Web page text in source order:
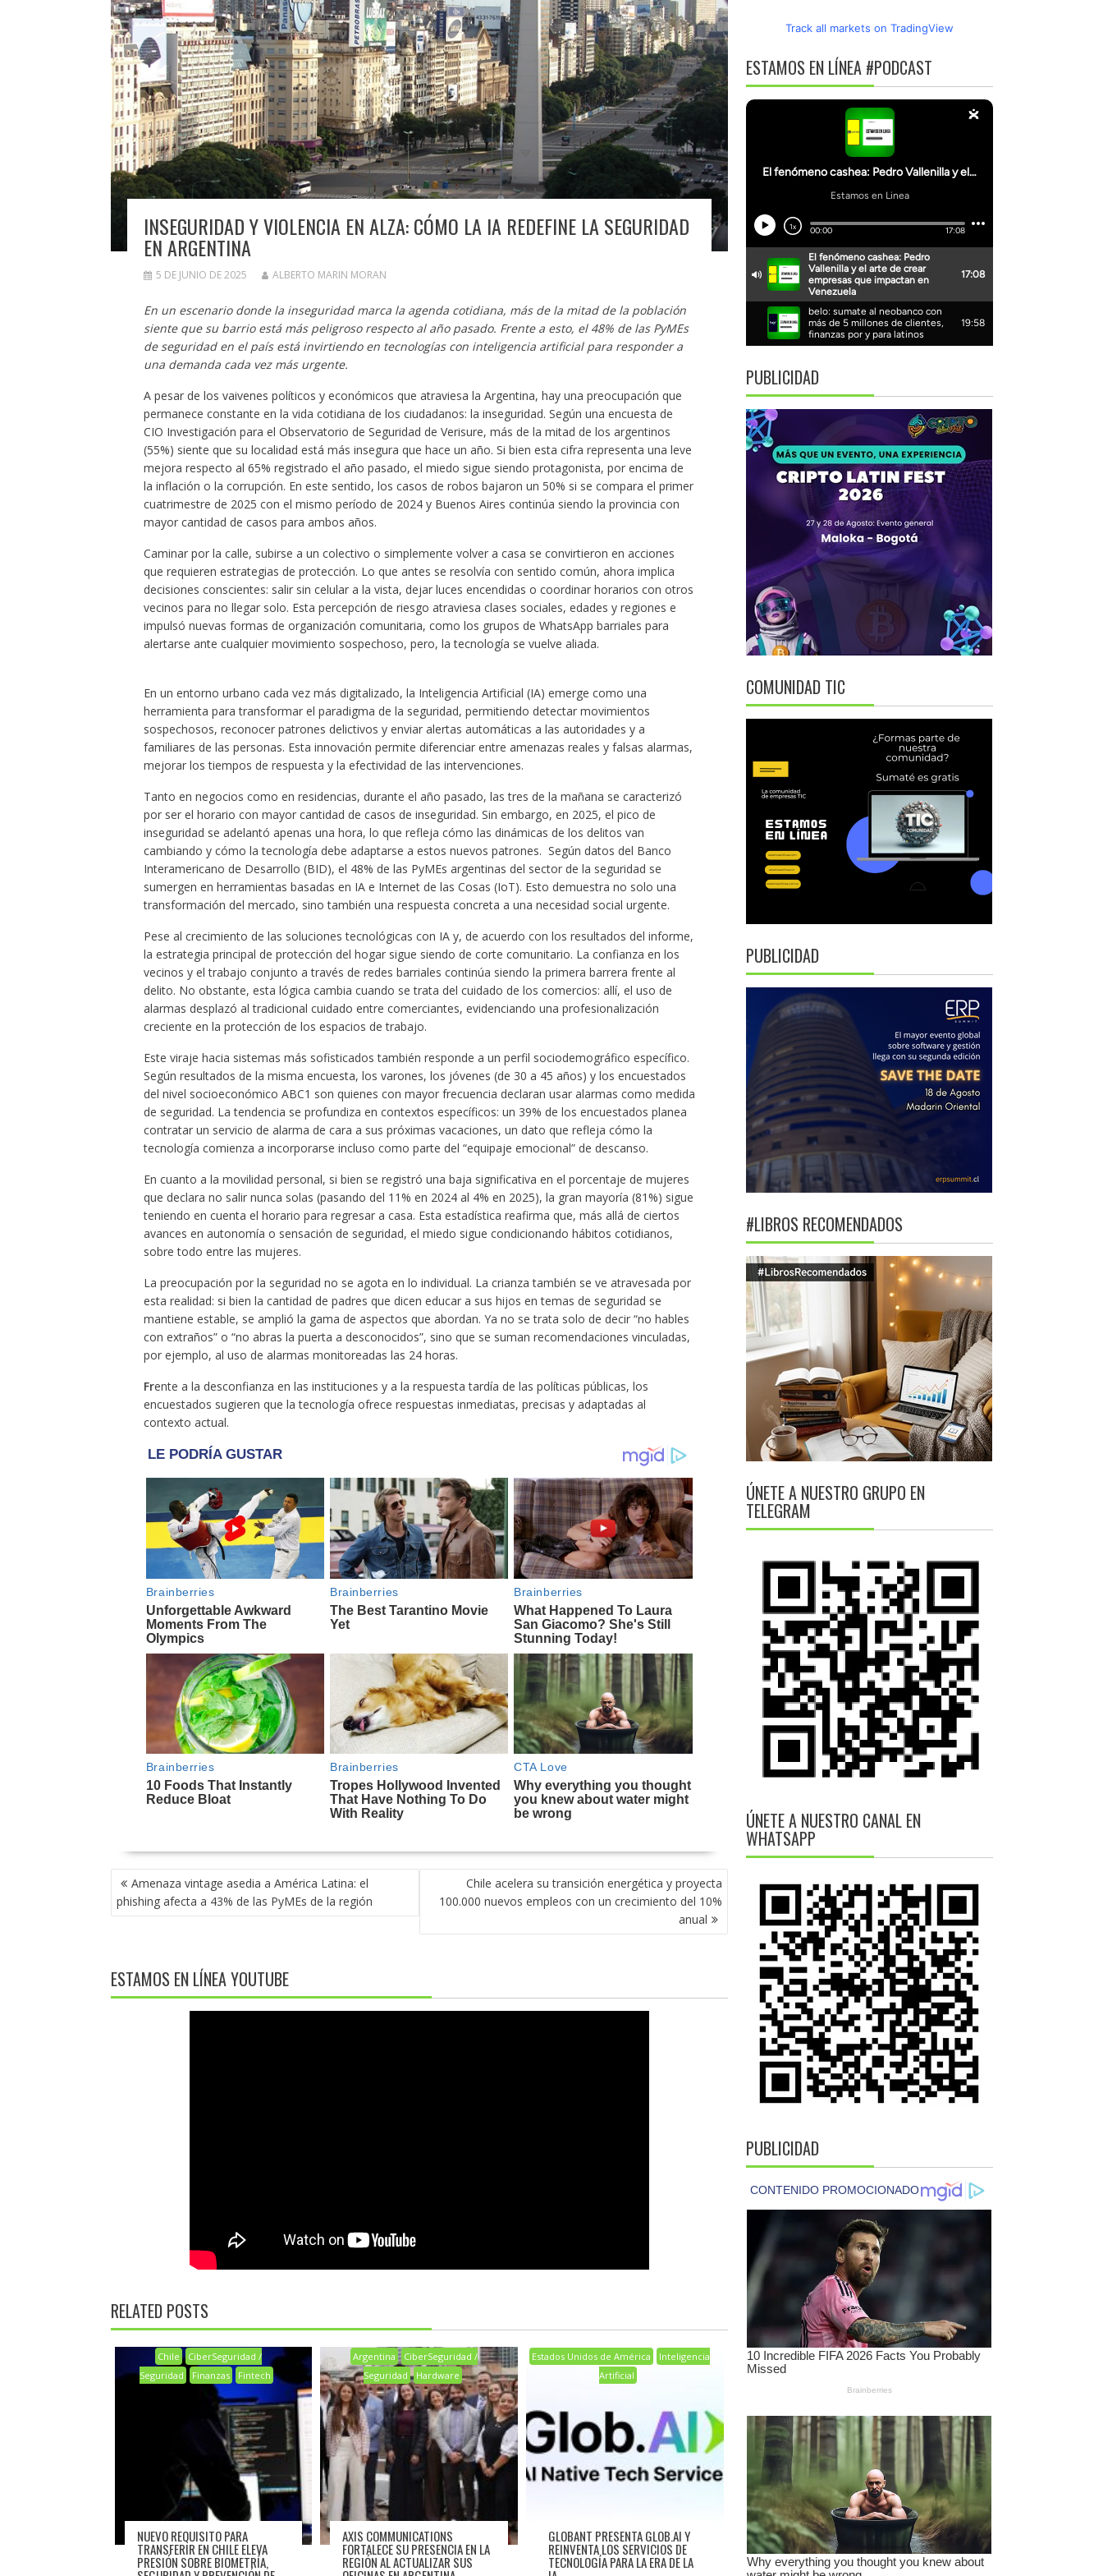
INSEGURIDAD Y VIOLENCIA EN ALZA: CÓMO LA IA REDEFINE LA SEGURIDAD
EN ARGENTINA
5 DE JUNIO DE 2025 ALBERTO MARIN MORAN
En un escenario donde la inseguridad marca la agenda cotidiana, más de la mitad de la población
siente que su barrio está más peligroso respecto al año pasado. Frente a esto, el 48% de las PyMEs
de seguridad en el país está invirtiendo en tecnologías con inteligencia artificial para responder a
una demanda cada vez más urgente.
A pesar de los vaivenes políticos y económicos que atraviesa la Argentina, hay una preocupación que
permanece constante en la vida cotidiana de los ciudadanos: la inseguridad. Según una encuesta de
CIO Investigación para el Observatorio de Seguridad de Verisure, más de la mitad de los argentinos
(55%) siente que su localidad está más insegura que hace un año. Si bien esta cifra representa una leve
mejora respecto al 65% registrado el año pasado, el miedo sigue siendo protagonista, por encima de
la inflación o la corrupción. En este sentido, los casos de robos bajaron un 50% si se compara el primer
cuatrimestre de 2025 con el mismo período de 2024 y Buenos Aires continúa siendo la provincia con
mayor cantidad de casos para ambos años.
Caminar por la calle, subirse a un colectivo o simplemente volver a casa se convirtieron en acciones
que requieren estrategias de protección. Lo que antes se resolvía con sentido común, ahora implica
decisiones conscientes: salir sin celular a la vista, dejar luces encendidas o coordinar horarios con otros
vecinos para no llegar solo. Esta percepción de riesgo atraviesa clases sociales, edades y regiones e
impulsó nuevas formas de organización comunitaria, como los grupos de WhatsApp barriales para
alertarse ante cualquier movimiento sospechoso, pero, la tecnología se vuelve aliada.
En un entorno urbano cada vez más digitalizado, la Inteligencia Artificial (IA) emerge como una
herramienta para transformar el paradigma de la seguridad, permitiendo detectar movimientos
sospechosos, reconocer patrones delictivos y enviar alertas automáticas a las autoridades y a
familiares de las personas. Esta innovación permite diferenciar entre amenazas reales y falsas alarmas,
mejorar los tiempos de respuesta y la efectividad de las intervenciones.
Tanto en negocios como en residencias, durante el año pasado, las tres de la mañana se caracterizó
por ser el horario con mayor cantidad de casos de inseguridad. Sin embargo, en 2025, el pico de
inseguridad se adelantó apenas una hora, lo que refleja cómo las dinámicas de los delitos van
cambiando y cómo la tecnología debe adaptarse a estos nuevos patrones. Según datos del Banco
Interamericano de Desarrollo (BID), el 48% de las PyMEs argentinas del sector de la seguridad se
sumergen en herramientas basadas en IA e Internet de las Cosas (IoT). Esto demuestra no solo una
transformación del mercado, sino también una respuesta concreta a una necesidad social urgente.
Pese al crecimiento de las soluciones tecnológicas con IA y, de acuerdo con los resultados del informe,
la estrategia principal de protección del hogar sigue siendo de corte comunitario. La confianza en los
vecinos y el trabajo conjunto a través de redes barriales continúa siendo la primera barrera frente al
delito. No obstante, esta lógica cambia cuando se trata del cuidado de los comercios: allí, el uso de
alarmas desplazó al tradicional cuidado entre comerciantes, evidenciando una profesionalización
creciente en la protección de los espacios de trabajo.
Este viraje hacia sistemas más sofisticados también responde a un perfil sociodemográfico específico.
Según resultados de la misma encuesta, los varones, los jóvenes (de 30 a 45 años) y los encuestados
del nivel socioeconómico ABC1 son quienes con mayor frecuencia declaran usar alarmas como medida
de seguridad. La tendencia se profundiza en contextos específicos: un 39% de los encuestados planea
contratar un servicio de alarma de cara a sus próximas vacaciones, un dato que refleja cómo la
tecnología comienza a incorporarse incluso como parte del “equipaje emocional” de descanso.
En cuanto a la movilidad personal, si bien se registró una baja significativa en el porcentaje de mujeres
que declara no salir nunca solas (pasando del 11% en 2024 al 4% en 2025), la gran mayoría (81%) sigue
teniendo en cuenta el horario para regresar a casa. Esta estadística reafirma que, más allá de ciertos
avances en autonomía o sensación de seguridad, el miedo sigue condicionando hábitos cotidianos,
sobre todo entre las mujeres.
La preocupación por la seguridad no se agota en lo individual. La crianza también se ve atravesada por
esta realidad: si bien la cantidad de padres que dicen educar a sus hijos en temas de seguridad se
mantiene estable, se amplió la gama de aspectos que abordan. Ya no se trata solo de decir “no hables
con extraños” o “no abras la puerta a desconocidos”, sino que se suman recomendaciones vinculadas,
por ejemplo, al uso de alarmas monitoreadas las 24 horas.
Frente a la desconfianza en las instituciones y a la respuesta tardía de las políticas públicas, los
encuestados sugieren que la tecnología ofrece respuestas inmediatas, precisas y adaptadas al
contexto actual.
NAVEGACIÓN
DE
ENTRADAS
Amenaza vintage asedia a América Latina: el
phishing afecta a 43% de las PyMEs de la región
Chile acelera su transición energética y proyecta
100.000 nuevos empleos con un crecimiento del 10%
anual
ESTAMOS EN LÍNEA YOUTUBE
RELATED POSTS
Chile
CiberSeguridad /
Seguridad
Finanzas Fintech
NUEVO REQUISITO PARA
TRANSFERIR EN CHILE ELEVA
PRESIÓN SOBRE BIOMETRÍA,
Argentina
CiberSeguridad /
Seguridad
Hardware
AXIS COMMUNICATIONS
FORTALECE SU PRESENCIA EN LA
REGIÓN AL ACTUALIZAR SUS
Estados Unidos de América
Inteligencia
Artificial
GLOBANT PRESENTA GLOB.AI Y
REINVENTA LOS SERVICIOS DE
TECNOLOGÍA PARA LA ERA DE LA
Track all markets on TradingView
ESTAMOS EN LÍNEA #PODCAST
PUBLICIDAD
COMUNIDAD TIC
PUBLICIDAD
#LIBROS RECOMENDADOS
ÚNETE A NUESTRO GRUPO EN
TELEGRAM
ÚNETE A NUESTRO CANAL EN
WHATSAPP
PUBLICIDAD